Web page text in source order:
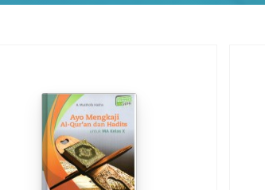
Cari